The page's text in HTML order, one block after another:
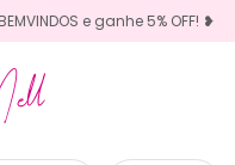
e ganhe 5% OFF! ❥